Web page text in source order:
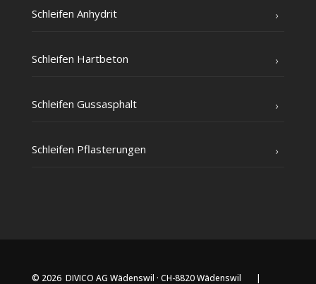
Schlei­fen Anhydrit
Schlei­fen Hartbeton
Schlei­fen Gussasphalt
Schlei­fen Pflasterungen
© 2026 DIVICO AG Wädenswil · CH-8820 Wädenswil |